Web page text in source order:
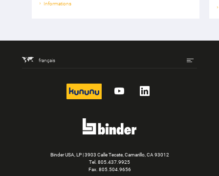
Informations
français
kununu YouTubeLinkedIn
Binder USA, LP | 3903 Calle Tecate, Camarillo, CA 93012
Tel. 805.437.9925
Fax. 805.504.9656